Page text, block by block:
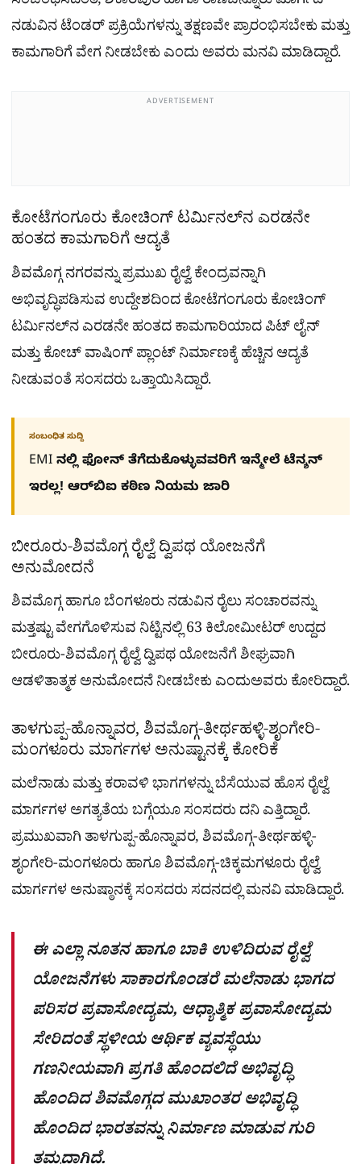
ನಡುವಿನ ಟೆಂಡರ್ ಪ್ರಕ್ರಿಯೆಗಳನ್ನು ತಕ್ಷಣವೇ ಪ್ರಾರಂಭಿಸಬೇಕು ಮತ್ತು
ಕಾಮಗಾರಿಗೆ ವೇಗ ನೀಡಬೇಕು ಎಂದು ಅವರು ಮನವಿ ಮಾಡಿದ್ದಾರೆ.
ADVERTISEMENT
ಕೋಟೆಗಂಗೂರು ಕೋಚಿಂಗ್ ಟರ್ಮಿನಲ್‌ನ ಎರಡನೇ
ಹಂತದ ಕಾಮಗಾರಿಗೆ ಆದ್ಯತೆ
ಶಿವಮೊಗ್ಗ ನಗರವನ್ನು ಪ್ರಮುಖ ರೈಲ್ವೆ ಕೇಂದ್ರವನ್ನಾಗಿ
ಅಭಿವೃದ್ಧಿಪಡಿಸುವ ಉದ್ದೇಶದಿಂದ ಕೋಟೆಗಂಗೂರು ಕೋಚಿಂಗ್
ಟರ್ಮಿನಲ್‌ನ ಎರಡನೇ ಹಂತದ ಕಾಮಗಾರಿಯಾದ ಪಿಟ್ ಲೈನ್
ಮತ್ತು ಕೋಚ್ ವಾಷಿಂಗ್ ಪ್ಲಾಂಟ್ ನಿರ್ಮಾಣಕ್ಕೆ ಹೆಚ್ಚಿನ ಆದ್ಯತೆ
ನೀಡುವಂತೆ ಸಂಸದರು ಒತ್ತಾಯಿಸಿದ್ದಾರೆ.
ಸಂಬಂಧಿತ ಸುದ್ದಿ
EMI ನಲ್ಲಿ ಫೋನ್​ ತೆಗೆದುಕೊಳ್ಳುವವರಿಗೆ ಇನ್ಮೇಲೆ ಟೆನ್ಶನ್​
ಇರಲ್ಲ! ಆರ್‌ಬಿಐ ಕಠಿಣ ನಿಯಮ ಜಾರಿ
ಬೀರೂರು-ಶಿವಮೊಗ್ಗ ರೈಲ್ವೆ ದ್ವಿಪಥ ಯೋಜನೆಗೆ
ಅನುಮೋದನೆ
ಶಿವಮೊಗ್ಗ ಹಾಗೂ ಬೆಂಗಳೂರು ನಡುವಿನ ರೈಲು ಸಂಚಾರವನ್ನು
ಮತ್ತಷ್ಟು ವೇಗಗೊಳಿಸುವ ನಿಟ್ಟಿನಲ್ಲಿ 63 ಕಿಲೋಮೀಟರ್ ಉದ್ದದ
ಬೀರೂರು-ಶಿವಮೊಗ್ಗ ರೈಲ್ವೆ ದ್ವಿಪಥ ಯೋಜನೆಗೆ ಶೀಘ್ರವಾಗಿ
ಆಡಳಿತಾತ್ಮಕ ಅನುಮೋದನೆ ನೀಡಬೇಕು ಎಂದುಅವರು ಕೋರಿದ್ದಾರೆ.
ತಾಳಗುಪ್ಪ-ಹೊನ್ನಾವರ, ಶಿವಮೊಗ್ಗ-ತೀರ್ಥಹಳ್ಳಿ-ಶೃಂಗೇರಿ-
ಮಂಗಳೂರು ಮಾರ್ಗಗಳ ಅನುಷ್ಟಾನಕ್ಕೆ ಕೋರಿಕೆ
ಮಲೆನಾಡು ಮತ್ತು ಕರಾವಳಿ ಭಾಗಗಳನ್ನು ಬೆಸೆಯುವ ಹೊಸ ರೈಲ್ವೆ
ಮಾರ್ಗಗಳ ಅಗತ್ಯತೆಯ ಬಗ್ಗೆಯೂ ಸಂಸದರು ದನಿ ಎತ್ತಿದ್ದಾರೆ.
ಪ್ರಮುಖವಾಗಿ ತಾಳಗುಪ್ಪ-ಹೊನ್ನಾವರ, ಶಿವಮೊಗ್ಗ-ತೀರ್ಥಹಳ್ಳಿ-
ಶೃಂಗೇರಿ-ಮಂಗಳೂರು ಹಾಗೂ ಶಿವಮೊಗ್ಗ-ಚಿಕ್ಕಮಗಳೂರು ರೈಲ್ವೆ
ಮಾರ್ಗಗಳ ಅನುಷ್ಠಾನಕ್ಕೆ ಸಂಸದರು ಸದನದಲ್ಲಿ ಮನವಿ ಮಾಡಿದ್ದಾರೆ.
ಈ ಎಲ್ಲಾ ನೂತನ ಹಾಗೂ ಬಾಕಿ ಉಳಿದಿರುವ ರೈಲ್ವೆ
ಯೋಜನೆಗಳು ಸಾಕಾರಗೊಂಡರೆ ಮಲೆನಾಡು ಭಾಗದ
ಪರಿಸರ ಪ್ರವಾಸೋದ್ಯಮ, ಆಧ್ಯಾತ್ಮಿಕ ಪ್ರವಾಸೋದ್ಯಮ
ಸೇರಿದಂತೆ ಸ್ಥಳೀಯ ಆರ್ಥಿಕ ವ್ಯವಸ್ಥೆಯು
ಗಣನೀಯವಾಗಿ ಪ್ರಗತಿ ಹೊಂದಲಿದೆ ಅಭಿವೃದ್ಧಿ
ಹೊಂದಿದ ಶಿವಮೊಗ್ಗದ ಮುಖಾಂತರ ಅಭಿವೃದ್ಧಿ
ಹೊಂದಿದ ಭಾರತವನ್ನು ನಿರ್ಮಾಣ ಮಾಡುವ ಗುರಿ